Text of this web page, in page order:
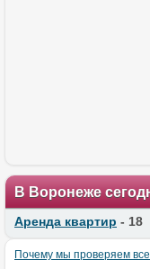
В Воронеже
Аренда квартир - 18
Почему мы проверяем